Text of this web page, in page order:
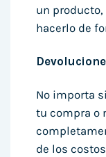
un
hacerlo de
No importa
tu compra o
de los